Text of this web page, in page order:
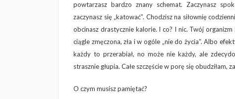
powtarzasz bardzo znany schemat. Zaczynasz
zaczynasz się „katować”. Chodzisz na siłownię
obcinasz drastycznie kalorie. I co? I nic. Twój
ciągle zmęczona, zła i w ogóle „nie do życia”. Albo
każdy to przerabiał, no może nie każdy, ale
strasznie głupia. Całe szczęście w porę się obudziłam,
O czym musisz pamiętać?